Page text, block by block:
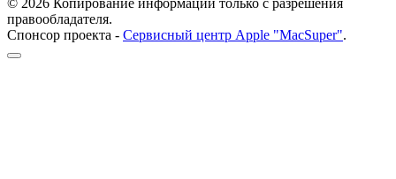
© 2026 Копирование информации только с разрешения
правообладателя.
Спонсор проекта - Сервисный центр Apple "MacSuper".